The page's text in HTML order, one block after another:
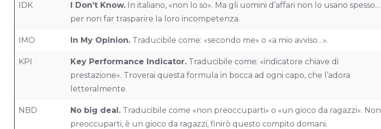
IDK I Don’t Know.In italiano, «non lo so». Ma gli uomini d’affari non lo usano spesso…
per non far trasparire la loro incompetenza.
IMO In My Opinion.Traducibile come: «secondo me» o «a mio avviso…».
KPI Key Performance Indicator.Traducibile come: «indicatore chiave di
prestazione». Troverai questa formula in bocca ad ogni capo, che l’adora
letteralmente.
NBD No big deal.Traducibile come «non preoccuparti» o «un gioco da ragazzi». Non
preoccuparti, è un gioco da ragazzi, finirò questo compito domani.